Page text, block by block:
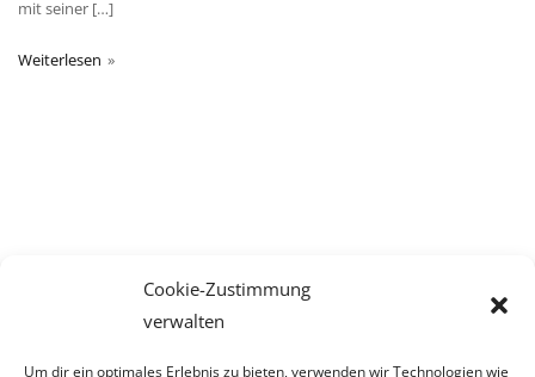
Cookie-Zustimmung
verwalten
Um dir ein optimales Erlebnis zu bieten, verwenden wir Technologien wie
mit seiner […]
Weiterlesen